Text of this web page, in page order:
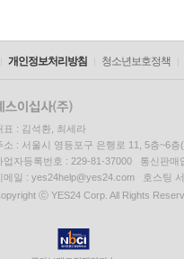
개인정보처리방침 청소년보호정책
표 : 김석환, 최세라
소 : 서울시 영등포구 은행로 11, 5층~6
업자등록번호 : 229-81-37000 통신판매
메일 : yes24help@yes24.com 호스팅
ⓒ YES24 Corp. All Rights